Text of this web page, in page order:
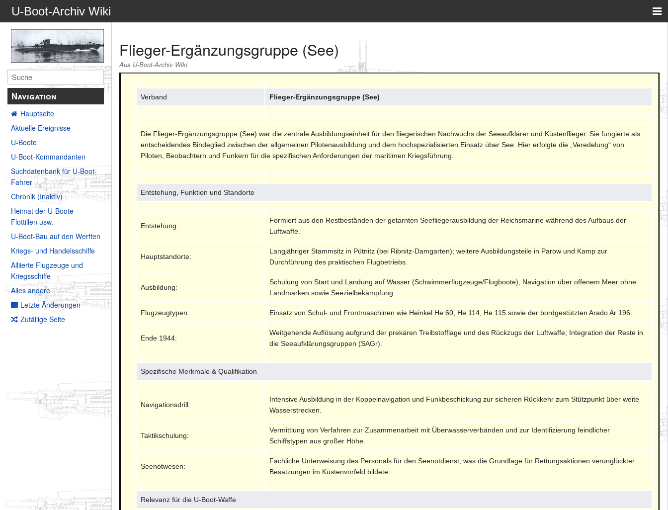
U-Boot-Archiv Wiki
Navigation
Hauptseite
Aktuelle Ereignisse
U-Boote
U-Boot-Kommandanten
Suchdatenbank für U-Boot-
Fahrer
Chronik (Inaktiv)
Heimat der U-Boote -
Flottillen usw.
U-Boot-Bau auf den Werften
Kriegs- und Handelsschiffe
Alliierte Flugzeuge und
Kriegsschiffe
Alles andere
Letzte Änderungen
Zufällige Seite
Flieger-Ergänzungsgruppe (See)
Aus U-Boot-Archiv Wiki
Verband Flieger-Ergänzungsgruppe (See)
Die Flieger-Ergänzungsgruppe (See) war die zentrale Ausbildungseinheit für den fliegerischen Nachwuchs der Seeaufklärer und Küstenflieger. Sie fungierte als
entscheidendes Bindeglied zwischen der allgemeinen Pilotenausbildung und dem hochspezialisierten Einsatz über See. Hier erfolgte die „Veredelung“ von
Piloten, Beobachtern und Funkern für die spezifischen Anforderungen der maritimen Kriegsführung.
Entstehung, Funktion und Standorte
Entstehung:
Formiert aus den Restbeständen der getarnten Seefliegerausbildung der Reichsmarine während des Aufbaus der
Luftwaffe.
Hauptstandorte:
Langjähriger Stammsitz in Pütnitz (bei Ribnitz-Damgarten); weitere Ausbildungsteile in Parow und Kamp zur
Durchführung des praktischen Flugbetriebs.
Ausbildung:
Schulung von Start und Landung auf Wasser (Schwimmerflugzeuge/Flugboote), Navigation über offenem Meer ohne
Landmarken sowie Seezielbekämpfung.
Flugzeugtypen: Einsatz von Schul- und Frontmaschinen wie Heinkel He 60, He 114, He 115 sowie der bordgestützten Arado Ar 196.
Ende 1944:
Weitgehende Auflösung aufgrund der prekären Treibstofflage und des Rückzugs der Luftwaffe; Integration der Reste in
die Seeaufklärungsgruppen (SAGr).
Spezifische Merkmale & Qualifikation
Navigationsdrill:
Intensive Ausbildung in der Koppelnavigation und Funkbeschickung zur sicheren Rückkehr zum Stützpunkt über weite
Wasserstrecken.
Taktikschulung:
Vermittlung von Verfahren zur Zusammenarbeit mit Überwasserverbänden und zur Identifizierung feindlicher
Schiffstypen aus großer Höhe.
Seenotwesen:
Fachliche Unterweisung des Personals für den Seenotdienst, was die Grundlage für Rettungsaktionen verunglückter
Besatzungen im Küstenvorfeld bildete.
Relevanz für die U-Boot-Waffe